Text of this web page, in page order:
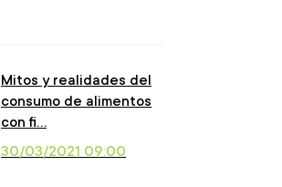
Mitos y realidades del
consumo de alimentos
con fi…
30/03/2021 09:00